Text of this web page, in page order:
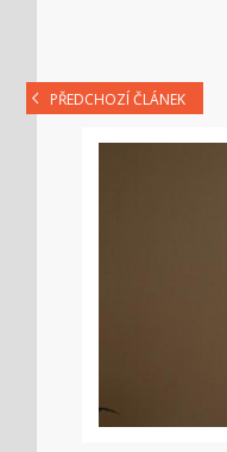
PŘEDCHOZÍ ČLÁNEK